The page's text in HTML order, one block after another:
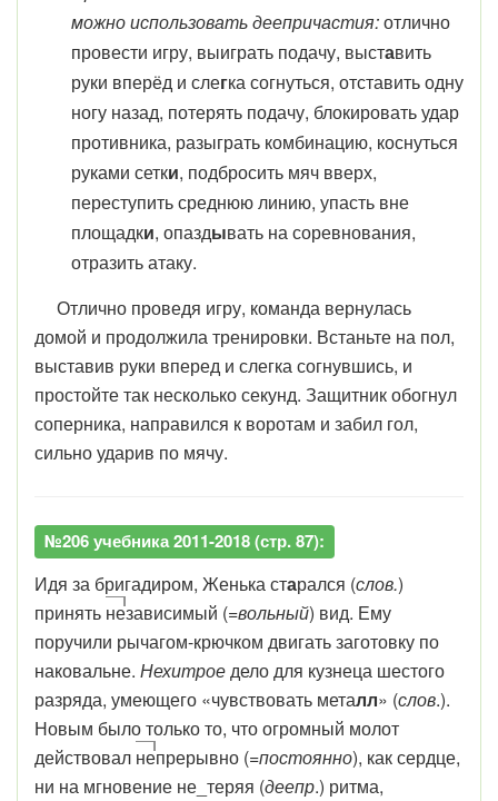
можно использовать деепричастия:отлично
провести игру, выиграть подачу, выставить
руки вперёд и слегка согнуться, отставить одну
ногу назад, потерять подачу, блокировать удар
противника, разыграть комбинацию, коснуться
руками сетки, подбросить мяч вверх,
переступить среднюю линию, упасть вне
площадки, опаздывать на соревнования,
отразить атаку.
Отлично проведя игру, команда вернулась
домой и продолжила тренировки. Встаньте на пол,
выставив руки вперед и слегка согнувшись, и
простойте так несколько секунд. Защитник обогнул
соперника, направился к воротам и забил гол,
сильно ударив по мячу.
№206 учебника 2011-2018 (стр. 87):
Идя за бригадиром, Женька старался (слов.)
принять независимый (=вольный) вид. Ему
поручили рычагом-крючком двигать заготовку по
наковальне. Нехитроедело для кузнеца шестого
разряда, умеющего «чувствовать металл» (слов.).
Новым было только то, что огромный молот
действовал непрерывно (=постоянно), как сердце,
ни на мгновение не_теряя (деепр.) ритма,